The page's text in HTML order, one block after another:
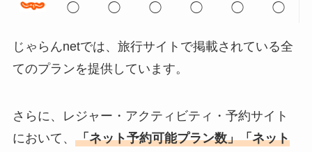
◯ ◯ ◯ ◯ ◯ ◯
じゃらんnetでは、旅行サイトで掲載されている全
てのプランを提供しています。
さらに、レジャー・アクティビティ・予約サイト
において、 「ネット予約可能プラン数」「ネット